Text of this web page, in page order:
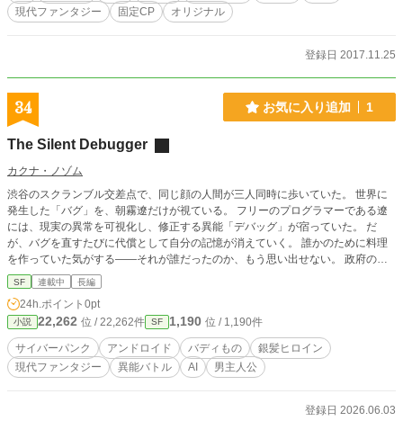
現代ファンタジー
固定CP オリジナル
登録日 2017.11.25
34 お気に入り追加 1
The Silent Debugger
カクナ・ノゾム
渋谷のスクランブル交差点で、同じ顔の人間が三人同時に歩いていた。 世界に
発生した「バグ」を、朝霧遼だけが視ている。 フリーのプログラマーである遼
には、現実の異常を可視化し、修正する異能「デバッグ」が宿っていた。 だ
が、バグを直すたびに代償として自分の記憶が消えていく。 誰かのために料理
を作っていた気がする——それが誰だったのか、もう思い出せない。 政府の裏
組織「クロノス」から監視役として派遣されたのは、銀髪の少女・月城凛。 冷
徹で機械的な彼女と強制的にバディを組まされた遼は、世界を蝕むバグの正体を
追ううちに、消された自分の過去と向き合うことになる。 失われた妹の存在。
凛の正体。そして、世界を書き換えようとする者たちの目的——。 壊れかけた
世界で、記憶を失い続ける男と、感情を持たないはずの少女が出会う。 これ
は、二人が「相棒」になるまでの物語。
SF 連載中 長編
24h.ポイント 0pt
小説 22,262 位 / 22,262件 SF 1,190 位 / 1,190件
サイバーパンク アンドロイド バディもの
銀髪ヒロイン
現代ファンタジー
異能バトル AI 男主人公
登録日 2026.06.03